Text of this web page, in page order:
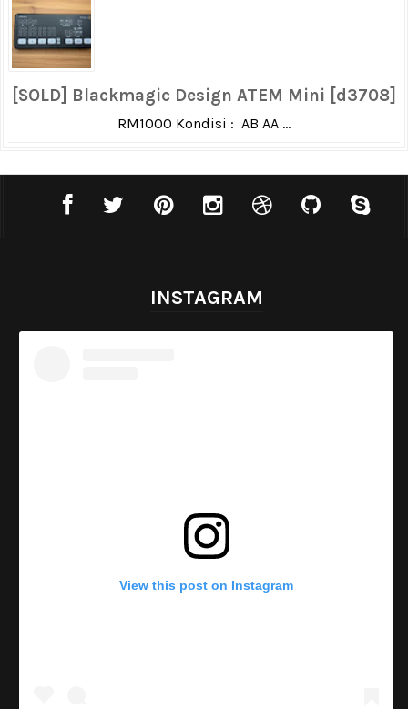
[SOLD] Blackmagic Design ATEM Mini [d3708]
RM1000 Kondisi : AB AA ...
INSTAGRAM
View this post on Instagram